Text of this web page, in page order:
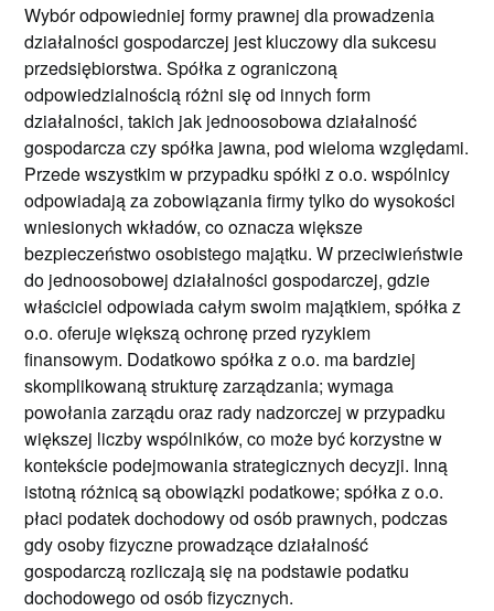
Wybór odpowiedniej formy prawnej dla prowadzenia
działalności gospodarczej jest kluczowy dla sukcesu
przedsiębiorstwa. Spółka z ograniczoną
odpowiedzialnością różni się od innych form
działalności, takich jak jednoosobowa działalność
gospodarcza czy spółka jawna, pod wieloma względami.
Przede wszystkim w przypadku spółki z o.o. wspólnicy
odpowiadają za zobowiązania firmy tylko do wysokości
wniesionych wkładów, co oznacza większe
bezpieczeństwo osobistego majątku. W przeciwieństwie
do jednoosobowej działalności gospodarczej, gdzie
właściciel odpowiada całym swoim majątkiem, spółka z
o.o. oferuje większą ochronę przed ryzykiem
finansowym. Dodatkowo spółka z o.o. ma bardziej
skomplikowaną strukturę zarządzania; wymaga
powołania zarządu oraz rady nadzorczej w przypadku
większej liczby wspólników, co może być korzystne w
kontekście podejmowania strategicznych decyzji. Inną
istotną różnicą są obowiązki podatkowe; spółka z o.o.
płaci podatek dochodowy od osób prawnych, podczas
gdy osoby fizyczne prowadzące działalność
gospodarczą rozliczają się na podstawie podatku
dochodowego od osób fizycznych.